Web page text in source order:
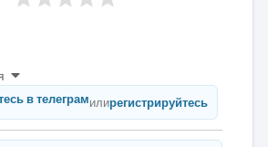
в телеграмилирегистрируйтесь